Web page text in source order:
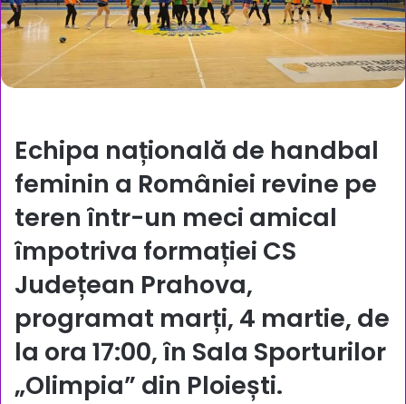
Echipa națională de handbal
feminin a României revine pe
teren într-un meci amical
împotriva formației CS
Județean Prahova,
programat marți, 4 martie, de
la ora 17:00, în Sala Sporturilor
„Olimpia” din Ploiești.